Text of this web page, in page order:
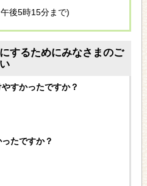
後5時15分まで)
するためにみなさまのご
すかったですか？
たですか？